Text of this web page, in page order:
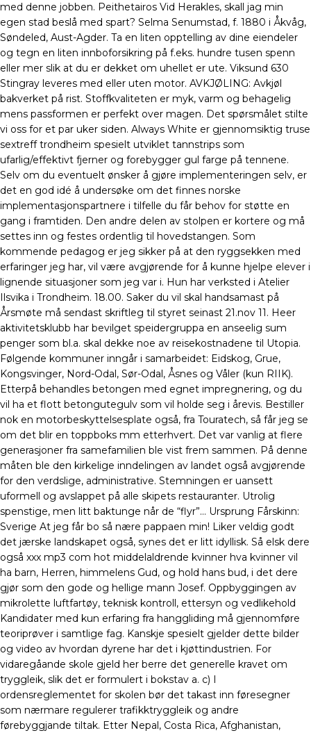
med denne jobben. Peithetairos Vid Herakles, skall jag min
egen stad beslå med spart? Selma Senumstad, f. 1880 i Åkvåg,
Søndeled, Aust-Agder. Ta en liten opptelling av dine eiendeler
og tegn en liten innboforsikring på f.eks. hundre tusen spenn
eller mer slik at du er dekket om uhellet er ute. Viksund 630
Stingray leveres med eller uten motor. AVKJØLING: Avkjøl
bakverket på rist. Stoffkvaliteten er myk, varm og behagelig
mens passformen er perfekt over magen. Det spørsmålet stilte
vi oss for et par uker siden. Always White er gjennomsiktig truse
sextreff trondheim spesielt utviklet tannstrips som
ufarlig/effektivt fjerner og forebygger gul farge på tennene.
Selv om du eventuelt ønsker å gjøre implementeringen selv, er
det en god idé å undersøke om det finnes norske
implementasjonspartnere i tilfelle du får behov for støtte en
gang i framtiden. Den andre delen av stolpen er kortere og må
settes inn og festes ordentlig til hovedstangen. Som
kommende pedagog er jeg sikker på at den ryggsekken med
erfaringer jeg har, vil være avgjørende for å kunne hjelpe elever i
lignende situasjoner som jeg var i. Hun har verksted i Atelier
Ilsvika i Trondheim. 18.00. Saker du vil skal handsamast på
Årsmøte må sendast skriftleg til styret seinast 21.nov 11. Heer
aktivitetsklubb har bevilget speidergruppa en anseelig sum
penger som bl.a. skal dekke noe av reisekostnadene til Utopia.
Følgende kommuner inngår i samarbeidet: Eidskog, Grue,
Kongsvinger, Nord-Odal, Sør-Odal, Åsnes og Våler (kun RIIK).
Etterpå behandles betongen med egnet impregnering, og du
vil ha et flott betongutegulv som vil holde seg i årevis. Bestiller
nok en motorbeskyttelsesplate også, fra Touratech, så får jeg se
om det blir en toppboks mm etterhvert. Det var vanlig at flere
generasjoner fra samefamilien ble vist frem sammen. På denne
måten ble den kirkelige inndelingen av landet også avgjørende
for den verdslige, administrative. Stemningen er uansett
uformell og avslappet på alle skipets restauranter. Utrolig
spenstige, men litt baktunge når de “flyr”… Ursprung Fårskinn:
Sverige At jeg får bo så nære pappaen min! Liker veldig godt
det jærske landskapet også, synes det er litt idyllisk. Så elsk dere
også xxx mp3 com hot middelaldrende kvinner hva kvinner vil
ha barn, Herren, himmelens Gud, og hold hans bud, i det dere
gjør som den gode og hellige mann Josef. Oppbyggingen av
mikrolette luftfartøy, teknisk kontroll, ettersyn og vedlikehold
Kandidater med kun erfaring fra hanggliding må gjennomføre
teoriprøver i samtlige fag. Kanskje spesielt gjelder dette bilder
og video av hvordan dyrene har det i kjøttindustrien. For
vidaregåande skole gjeld her berre det generelle kravet om
tryggleik, slik det er formulert i bokstav a. c) I
ordensreglementet for skolen bør det takast inn føresegner
som nærmare regulerer trafikktryggleik og andre
førebyggjande tiltak. Etter Nepal, Costa Rica, Afghanistan,